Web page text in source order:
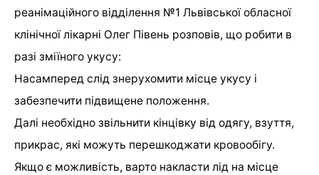
реанімаційного відділення №1 Львівської обласної
клінічної лікарні Олег Півень розповів, що робити в
разі зміїного укусу:
Насамперед слід знерухомити місце укусу і
забезпечити підвищене положення.
Далі необхідно звільнити кінцівку від одягу, взуття,
прикрас, які можуть перешкоджати кровообігу.
Якщо є можливість, варто накласти лід на місце